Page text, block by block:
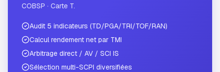
COBSP · Carte T.
Audit 5 indicateurs (TD/PGA/TRI/TOF/RAN)
Calcul rendement net par TMI
Arbitrage direct / AV / SCI IS
Sélection multi-SCPI diversifiées